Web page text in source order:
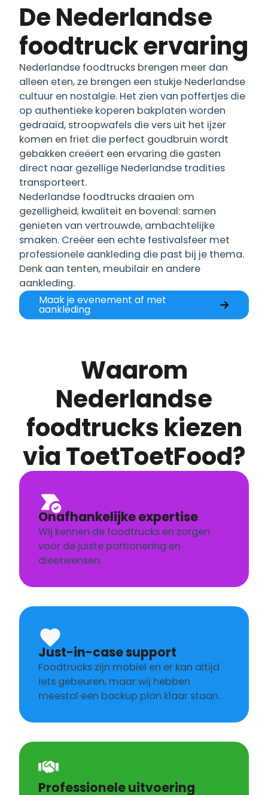
De Nederlandse
foodtruck ervaring
Nederlandse foodtrucks brengen meer dan
alleen eten, ze brengen een stukje Nederlandse
cultuur en nostalgie. Het zien van poffertjes die
op authentieke koperen bakplaten worden
gedraaid, stroopwafels die vers uit het ijzer
komen en friet die perfect goudbruin wordt
gebakken creëert een ervaring die gasten
direct naar gezellige Nederlandse tradities
transporteert.
Nederlandse foodtrucks draaien om
gezelligheid, kwaliteit en bovenal: samen
genieten van vertrouwde, ambachtelijke
smaken. Creëer een echte festivalsfeer met
professionele aankleding die past bij je thema.
Denk aan tenten, meubilair en andere
aankleding.
Maak je evenement af met
aankleding
Waarom
Nederlandse
foodtrucks kiezen
via ToetToetFood?
Onafhankelijke expertise
Wij kennen de foodtrucks en zorgen
voor de juiste portionering en
dieetwensen.
Just-in-case support
Foodtrucks zijn mobiel en er kan altijd
iets gebeuren, maar wij hebben
meestal een backup plan klaar staan.
Professionele uitvoering